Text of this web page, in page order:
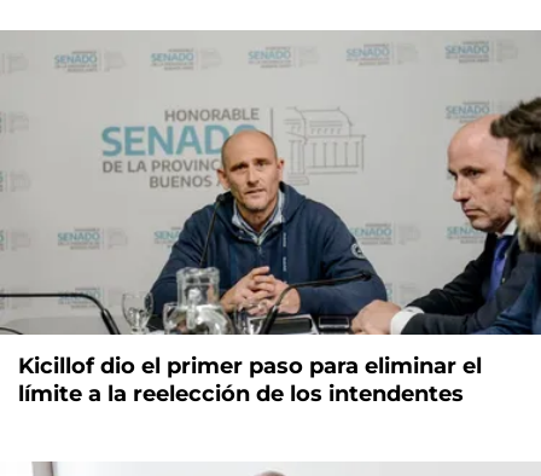
Kicillof dio el primer paso para eliminar el
límite a la reelección de los intendentes